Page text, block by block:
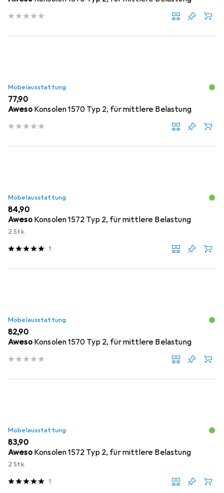
Möbelausstattung
EUR
77,90
Aweso Konsolen 1570 Typ 2, für mittlere Belastung
Möbelausstattung
EUR
84,90
Aweso Konsolen 1572 Typ 2, für mittlere Belastung
2 Stk.
1
Möbelausstattung
EUR
82,90
Aweso Konsolen 1570 Typ 2, für mittlere Belastung
Möbelausstattung
EUR
83,90
Aweso Konsolen 1572 Typ 2, für mittlere Belastung
2 Stk.
1